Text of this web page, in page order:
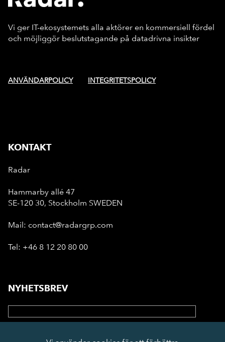
Vi ger IT-ekosystemets alla aktörer en kommersiell fördel
och möjliggör beslutstagande på datadrivna insikter
ANVÄNDARPOLICY INTEGRITETSPOLICY
KONTAKT
Radar
Hammarby allé 47
SE-120 30, Stockholm SWEDEN
Mail: contact@radargrp.com
Tel: +46 8 12 20 80 00
NYHETSBREV